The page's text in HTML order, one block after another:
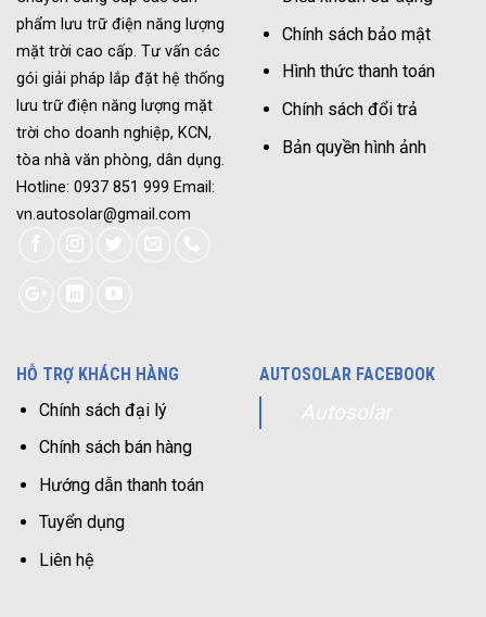
phẩm lưu trữ điện năng lượng
mặt trời cao cấp. Tư vấn các
gói giải pháp lắp đặt hệ thống
lưu trữ điện năng lượng mặt
trời cho doanh nghiệp, KCN,
tòa nhà văn phòng, dân dụng.
Hotline: 0937 851 999 Email:
vn.autosolar@gmail.com
Chính sách bảo mật
Hình thức thanh toán
Chính sách đổi trả
Bản quyền hình ảnh
HỖ TRỢ KHÁCH HÀNG
Chính sách đại lý
Chính sách bán hàng
Hướng dẫn thanh toán
Tuyển dụng
Liên hệ
AUTOSOLAR FACEBOOK